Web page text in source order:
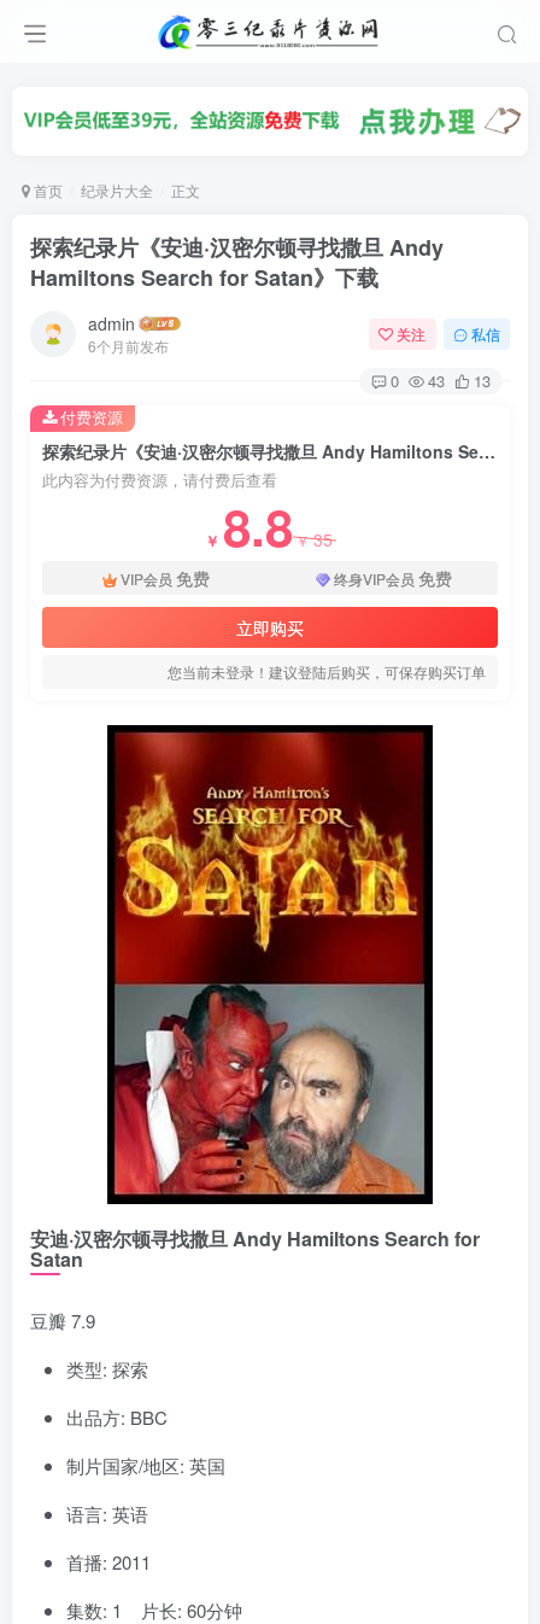
首页 纪录片大全 正文
探索纪录片《安迪·汉密尔顿寻找撒旦 Andy
Hamiltons Search for Satan》下载
admin
6个月前发布
关注 私信
0 43 13
探索纪录片《安迪·汉密尔顿寻找撒旦 Andy Hamiltons Search for Satan》下载
此内容为付费资源，请付费后查看
￥ 8.8￥35
VIP会员 免费 终身VIP会员 免费
立即购买
您当前未登录！建议登陆后购买，可保存购买订单
付费资源
安迪·汉密尔顿寻找撒旦 Andy Hamiltons Search for
Satan
豆瓣 7.9
类型: 探索
出品方: BBC
制片国家/地区: 英国
语言: 英语
首播: 2011
集数: 1 片长: 60分钟